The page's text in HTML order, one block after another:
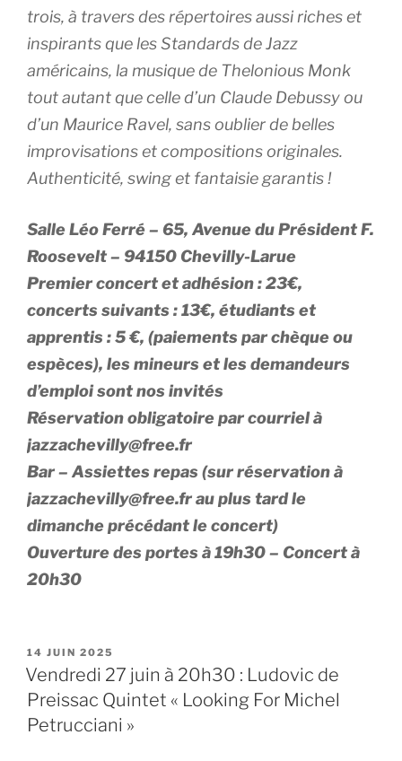
trois, à travers des répertoires aussi riches et
inspirants que les Standards de Jazz
américains, la musique de Thelonious Monk
tout autant que celle d’un Claude Debussy ou
d’un Maurice Ravel, sans oublier de belles
improvisations et compositions originales.
Authenticité, swing et fantaisie garantis !
Salle Léo Ferré – 65, Avenue du Président F.
Roosevelt – 94150 Chevilly-Larue
Premier concert et adhésion : 23€,
concerts suivants : 13€, étudiants et
apprentis : 5 €, (paiements par chèque ou
espèces), les mineurs et les demandeurs
d’emploi sont nos invités
Réservation obligatoire par courriel à
jazzachevilly@free.fr
Bar – Assiettes repas (sur réservation à
jazzachevilly@free.fr au plus tard le
dimanche précédant le concert)
Ouverture des portes à 19h30 – Concert à
20h30
PUBLIÉ
LE
14 JUIN 2025
Vendredi 27 juin à 20h30 : Ludovic de
Preissac Quintet « Looking For Michel
Petrucciani »